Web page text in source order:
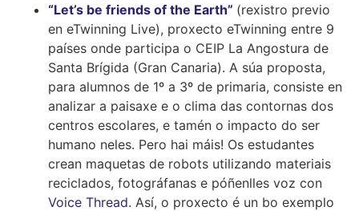
“Let’s be friends of the Earth” (rexistro previo
en eTwinning Live), proxecto eTwinning entre 9
países onde participa o CEIP La Angostura de
Santa Brígida (Gran Canaria). A súa proposta,
para alumnos de 1º a 3º de primaria, consiste en
analizar a paisaxe e o clima das contornas dos
centros escolares, e tamén o impacto do ser
humano neles. Pero hai máis! Os estudantes
crean maquetas de robots utilizando materiais
reciclados, fotográfanas e póñenlles voz con
Voice Thread. Así, o proxecto é un bo exemplo